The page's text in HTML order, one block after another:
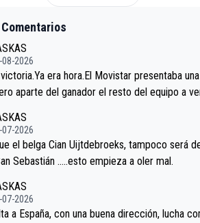
08-2026
era hora.El Movistar presentaba
aparte del ganador el resto del equipo a
buena noticia es la mejoría de Enric Más en
en la Vuelta a Burgos sigue la mejoría,
sorpresa en la Vuelta.Ojalá.
07-2026
el belga Cian Uijtdebroeks, tampoco será
Sebastián …..esto empieza a oler mal.
07-2026
a España, con una buena dirección, lucha